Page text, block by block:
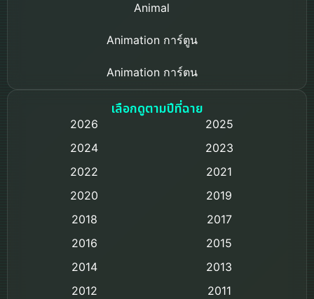
Animal
Animation การ์ตูน
Animation การ์ตูน
Based on a True Story เรื่องจริง
เลือกดูตามปีที่ฉาย
2026
2025
2024
2023
2022
2021
2020
2019
2018
2017
2016
2015
2014
2013
2012
2011